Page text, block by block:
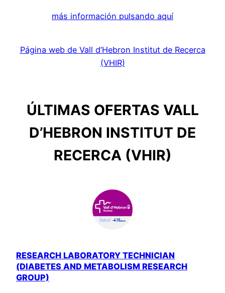
más información pulsando aquí
Página web de Vall d’Hebron Institut de Recerca
(VHIR)
ÚLTIMAS OFERTAS VALL
D’HEBRON INSTITUT DE
RECERCA (VHIR)
RESEARCH LABORATORY TECHNICIAN
(DIABETES AND METABOLISM RESEARCH
GROUP)